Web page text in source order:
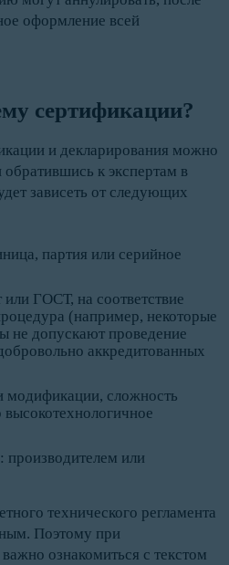
оформление всей
сертификации?
и декларирования можно
обратившись к экспертам в
зависеть от следующих
партия или серийное
ГОСТ, на соответствие
(например, некоторые
не допускают проведение
аккредитованных
модификации, сложность
производителем или
технического регламента
Поэтому при
ознакомиться с текстом